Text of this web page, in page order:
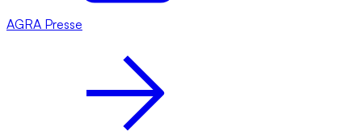
AGRA Presse